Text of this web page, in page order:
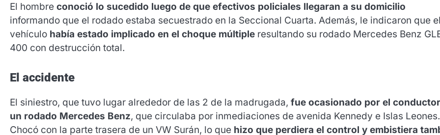
El hombre conoció lo sucedido luego de que efectivos policiales llegaran a su domicilio
informando que el rodado estaba secuestrado en la Seccional Cuarta. Además, le indicaron que el
vehículo había estado implicado en el choque múltiple resultando su rodado Mercedes Benz
400 con destrucción total.
El accidente
El siniestro, que tuvo lugar alrededor de las 2 de la madrugada, fue ocasionado por el
un rodado Mercedes Benz, que circulaba por inmediaciones de avenida Kennedy e Islas Leones.
Chocó con la parte trasera de un VW Surán, lo que hizo que perdiera el control y embistiera